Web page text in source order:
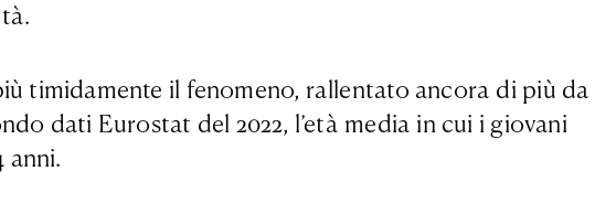
timidamente il fenomeno, rallentato ancora di più da
dati Eurostat del 2022, l’età media in cui i giovani
anni.